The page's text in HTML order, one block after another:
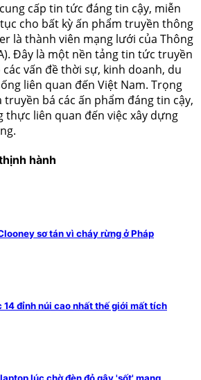
cung cấp tin tức đáng tin cậy, miễn
cho bất kỳ ấn phẩm truyền thông
là thành viên mạng lưới của Thông
Đây là một nền tảng tin tức truyền
vấn đề thời sự, kinh doanh, du
liên quan đến Việt Nam. Trọng
bá các ấn phẩm đáng tin cậy,
thực liên quan đến việc xây dựng
hành
sơ tán vì cháy rừng ở Pháp
14 đỉnh núi cao nhất thế giới mất tích